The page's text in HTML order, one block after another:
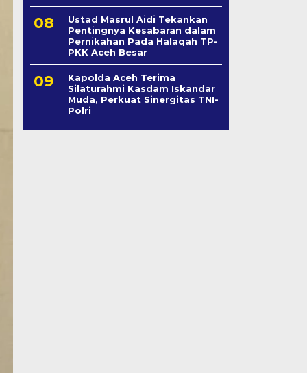
Ustad Masrul Aidi Tekankan
Pentingnya Kesabaran dalam
Pernikahan Pada Halaqah TP-
PKK Aceh Besar
Kapolda Aceh Terima
Silaturahmi Kasdam Iskandar
Muda, Perkuat Sinergitas TNI-
Polri